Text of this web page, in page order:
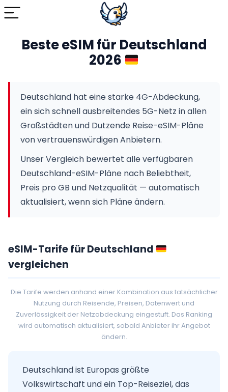
Beste eSIM für Deutschland
2026
Deutschland hat eine starke 4G-Abdeckung,
ein sich schnell ausbreitendes 5G-Netz in allen
Großstädten und Dutzende Reise-eSIM-Pläne
von vertrauenswürdigen Anbietern.
Unser Vergleich bewertet alle verfügbaren
Deutschland-eSIM-Pläne nach Beliebtheit,
Preis pro GB und Netzqualität — automatisch
aktualisiert, wenn sich Pläne ändern.
eSIM-Tarife für Deutschland
vergleichen
Die Tarife werden anhand einer Kombination aus tatsächlicher
Nutzung durch Reisende, Preisen, Datenwert und
Zuverlässigkeit der Netzabdeckung eingestuft. Das Ranking
wird automatisch aktualisiert, sobald Anbieter ihr Angebot
ändern.
Deutschland ist Europas größte
Volkswirtschaft und ein Top-Reiseziel, das